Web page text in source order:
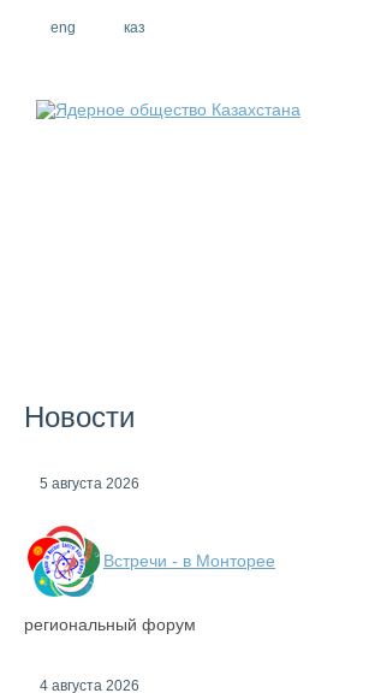
eng каз
Новости
5 августа 2026
Встречи - в Монторее
региональный форум
4 августа 2026